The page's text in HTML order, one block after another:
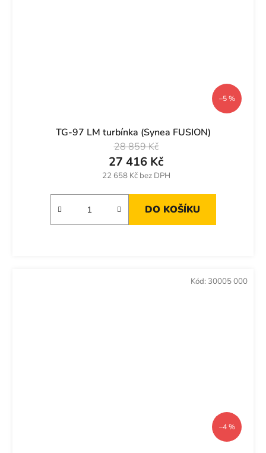
–5 %
TG-97 LM turbínka (Synea FUSION)
22 658 Kč bez DPH
27 416 Kč
28 859 Kč
DO KOŠÍKU
–4 %
Kód: 30005 000